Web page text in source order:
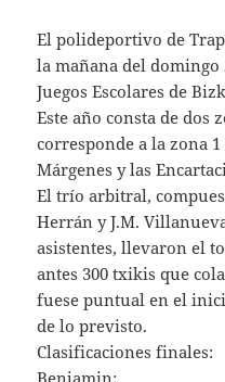
El polideportivo de
la mañana del
Juegos Escolares de
Este año consta de dos
corresponde a la zona
Márgenes y las
El trío arbitral,
Herrán y J.M.
asistentes, llevaron el
antes 300 txikis que
fuese puntual en el
de lo previsto.
Clasificaciones finales: